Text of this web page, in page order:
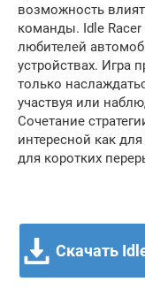
возможность
команды. Idle
любителей
устройствах. Игра
только
участвуя или
Сочетание
интересной как
для коротких
Скачать